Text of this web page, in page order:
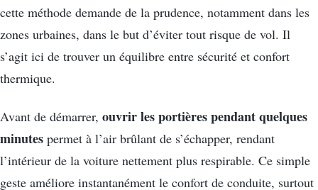
cette méthode demande de la prudence, notamment dans les
zones urbaines, dans le but d’éviter tout risque de vol. Il
s’agit ici de trouver un équilibre entre sécurité et confort
thermique.
Avant de démarrer, ouvrir les portières pendant quelques
minutes permet à l’air brûlant de s’échapper, rendant
l’intérieur de la voiture nettement plus respirable. Ce simple
geste améliore instantanément le confort de conduite, surtout